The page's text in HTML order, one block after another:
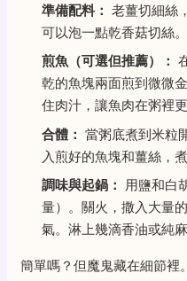
準備配料： 老薑切細絲
可以泡一點乾香菇切絲。
煎魚（可選但推薦）：
乾的魚塊兩面煎到微微
住肉汁，讓魚肉在粥裡
合體： 當粥底煮到米粒
入煎好的魚塊和薑絲，
調味與起鍋： 用鹽和白
量）。關火，撒入大量
氣。淋上幾滴香油或純麻
簡單嗎？但魔鬼藏在細節裡。